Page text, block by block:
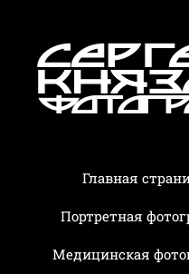
Главная
Портретная
Медицинская